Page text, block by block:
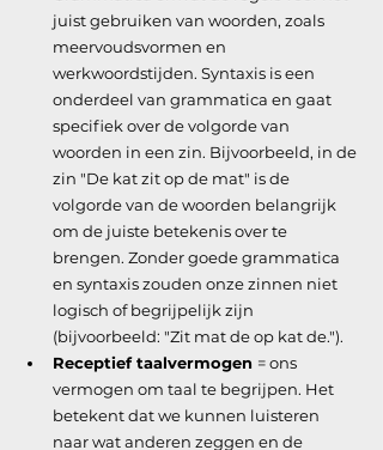
juist gebruiken van woorden, zoals
meervoudsvormen en
werkwoordstijden. Syntaxis is een
onderdeel van grammatica en gaat
specifiek over de volgorde van
woorden in een zin. Bijvoorbeeld, in de
zin "De kat zit op de mat" is de
volgorde van de woorden belangrijk
om de juiste betekenis over te
brengen. Zonder goede grammatica
en syntaxis zouden onze zinnen niet
logisch of begrijpelijk zijn
(bijvoorbeeld: "Zit mat de op kat de.").
Receptief taalvermogen = ons
vermogen om taal te begrijpen. Het
betekent dat we kunnen luisteren
naar wat anderen zeggen en de